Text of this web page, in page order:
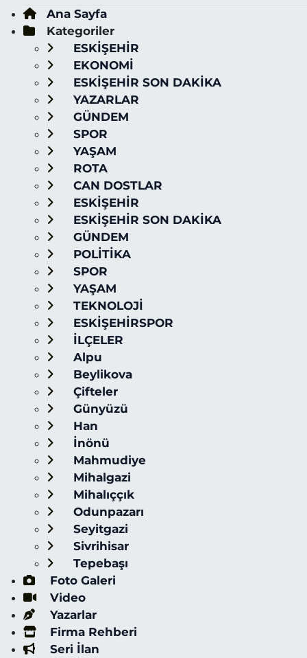
Ana Sayfa
Kategoriler
ESKİŞEHİR
EKONOMİ
ESKİŞEHİR SON DAKİKA
YAZARLAR
GÜNDEM
SPOR
YAŞAM
ROTA
CAN DOSTLAR
ESKİŞEHİR
ESKİŞEHİR SON DAKİKA
GÜNDEM
POLİTİKA
SPOR
YAŞAM
TEKNOLOJİ
ESKİŞEHİRSPOR
İLÇELER
Alpu
Beylikova
Çifteler
Günyüzü
Han
İnönü
Mahmudiye
Mihalgazi
Mihalıççık
Odunpazarı
Seyitgazi
Sivrihisar
Tepebaşı
Foto Galeri
Video
Yazarlar
Firma Rehberi
Seri İlan